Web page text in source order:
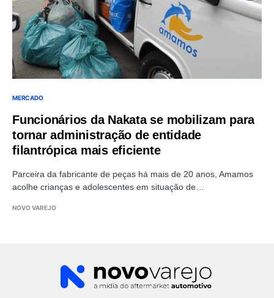
MERCADO
Funcionários da Nakata se mobilizam para
tornar administração de entidade
filantrópica mais eficiente
Parceira da fabricante de peças há mais de 20 anos, Amamos
acolhe crianças e adolescentes em situação de…
NOVO VAREJO